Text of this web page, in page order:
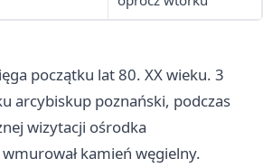
początku lat 80. XX wieku. 3
arcybiskup poznański, podczas
wizytacji ośrodka
kamień węgielny.